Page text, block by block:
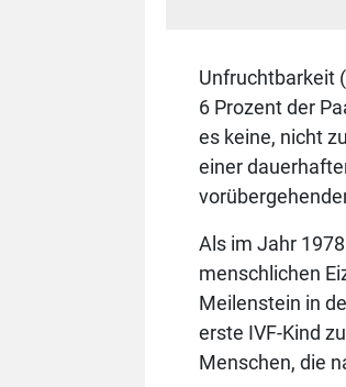
Unfruchtbarkeit
6 Prozent der
es keine, nicht
einer
Als im Jahr
menschlichen
Meilenstein in
erste IVF-Kind
Menschen, die